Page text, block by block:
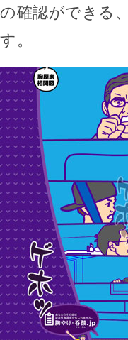
の確認ができる
す。